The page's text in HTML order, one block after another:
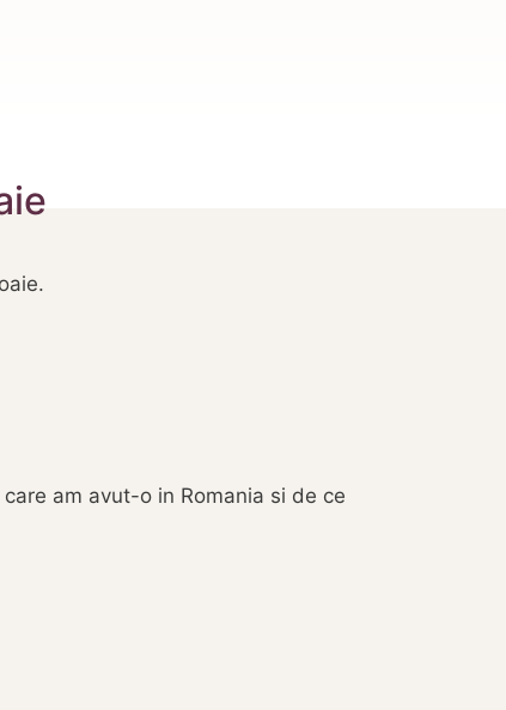
am avut-o in Romania si de ce